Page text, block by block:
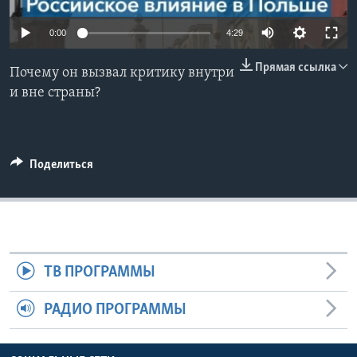
Learning English
СОЦИАЛЬНЫЕ СЕТИ
0:00 4:29
Прямая ссылка
Почему он вызвал критику внутри
и вне страны?
Поделиться
ТВ ПРОГРАММЫ
РАДИО ПРОГРАММЫ